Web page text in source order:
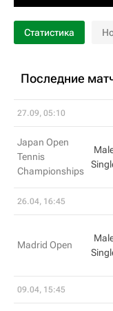
Статистика
Последние
27.09, 05:10
Japan Open
Tennis
Championships
26.04, 16:45
Madrid Open
09.04, 15:45